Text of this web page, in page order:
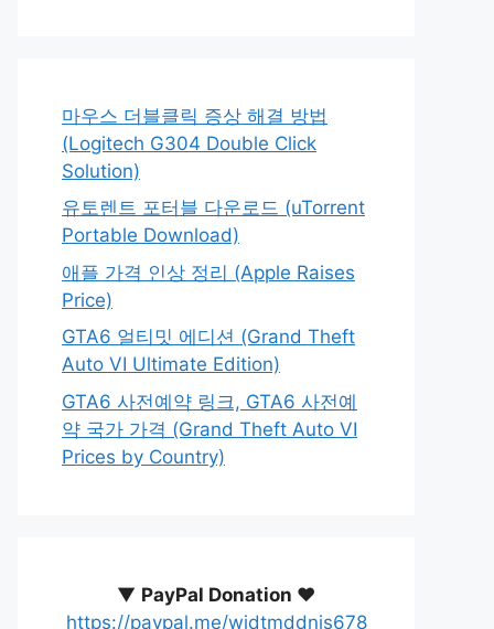
마우스 더블클릭 증상 해결 방법
(Logitech G304 Double Click
Solution)
유토렌트 포터블 다운로드 (uTorrent
Portable Download)
애플 가격 인상 정리 (Apple Raises
Price)
GTA6 얼티밋 에디션 (Grand Theft
Auto VI Ultimate Edition)
GTA6 사전예약 링크, GTA6 사전예
약 국가 가격 (Grand Theft Auto VI
Prices by Country)
▼ PayPal Donation ♥️
https://paypal.me/wjdtmddnjs678